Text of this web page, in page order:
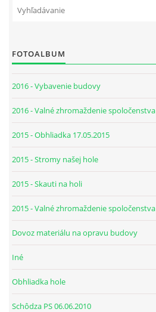
FOTOALBUM
2016 - Vybavenie budovy
2016 - Valné zhromaždenie spoločenstva
2015 - Obhliadka 17.05.2015
2015 - Stromy našej hole
2015 - Skauti na holi
2015 - Valné zhromaždenie spoločenstva
Dovoz materiálu na opravu budovy
Iné
Obhliadka hole
Schôdza PS 06.06.2010